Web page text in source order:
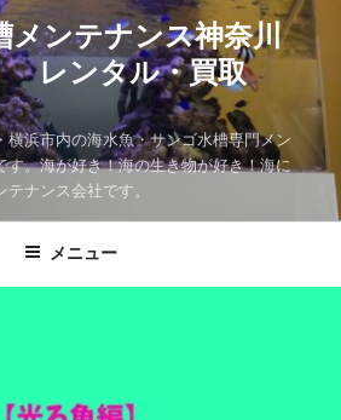
ンテナンス神奈川
レンタル・買取
横浜市内の海水魚・サンゴ水槽専門メン
す。海が好き！海の生き物が好き！海に
ナンス会社です。
メニュー